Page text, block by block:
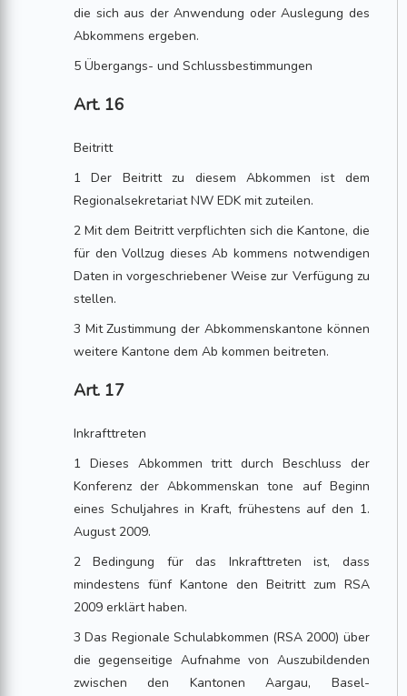
die sich aus der Anwendung oder Auslegung des
Abkommens ergeben.
5 Übergangs- und Schlussbestimmungen
Art. 16
Beitritt
1 Der Beitritt zu diesem Abkommen ist dem
Regionalsekretariat NW EDK mit zuteilen.
2 Mit dem Beitritt verpflichten sich die Kantone, die
für den Vollzug dieses Ab kommens notwendigen
Daten in vorgeschriebener Weise zur Verfügung zu
stellen.
3 Mit Zustimmung der Abkommenskantone können
weitere Kantone dem Ab kommen beitreten.
Art. 17
Inkrafttreten
1 Dieses Abkommen tritt durch Beschluss der
Konferenz der Abkommenskan tone auf Beginn
eines Schuljahres in Kraft, frühestens auf den 1.
August 2009.
2 Bedingung für das Inkrafttreten ist, dass
mindestens fünf Kantone den Beitritt zum RSA
2009 erklärt haben.
3 Das Regionale Schulabkommen (RSA 2000) über
die gegenseitige Aufnahme von Auszubildenden
zwischen den Kantonen Aargau, Basel-